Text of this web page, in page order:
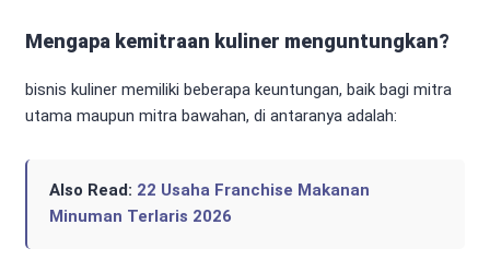
Mengapa kemitraan kuliner menguntungkan?
bisnis kuliner memiliki beberapa keuntungan, baik bagi mitra
utama maupun mitra bawahan, di antaranya adalah:
Also Read: 22 Usaha Franchise Makanan
Minuman Terlaris 2026